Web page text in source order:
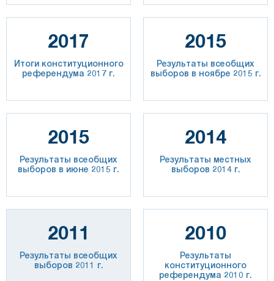
2017
Итоги конституционного
референдума 2017 г.
2015
Результаты всеобщих
выборов в ноябре 2015 г.
2015
Результаты всеобщих
выборов в июне 2015 г.
2014
Результаты местных
выборов 2014 г.
2011
Результаты всеобщих
выборов 2011 г.
2010
Результаты
конституционного
референдума 2010 г.